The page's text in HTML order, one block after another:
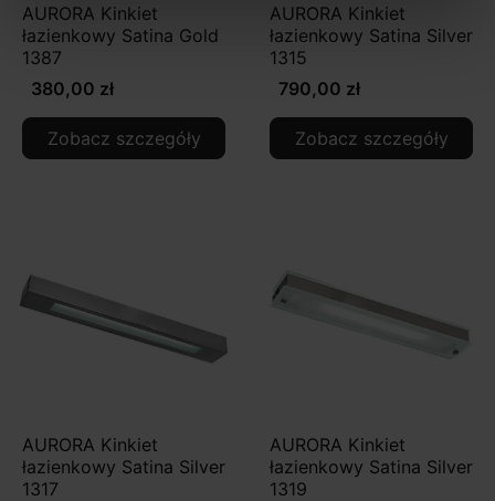
AURORA Kinkiet
łazienkowy Satina Gold
1387
380,00 zł
Zobacz szczegóły
AURORA Kinkiet
łazienkowy Satina Silver
1315
790,00 zł
Zobacz szczegóły
AURORA Kinkiet
łazienkowy Satina Silver
1317
AURORA Kinkiet
łazienkowy Satina Silver
1319